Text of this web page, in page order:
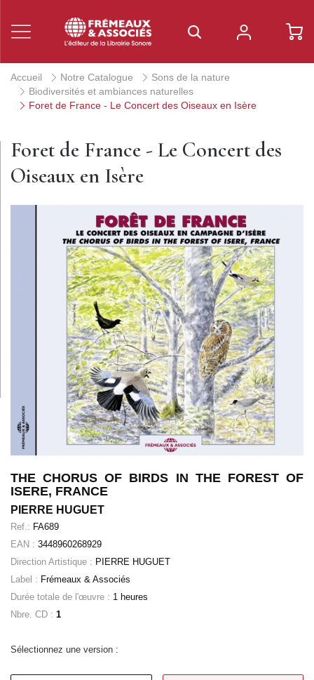
Accueil Notre Catalogue
Sons de la nature
Biodiversités et ambiances naturelles
Foret de France - Le Concert des Oiseaux en Isère
Foret de France - Le Concert des
Oiseaux en Isère
THE CHORUS OF BIRDS IN THE FOREST OF
ISERE, FRANCE
PIERRE HUGUET
Ref.: FA689
EAN : 3448960268929
Direction Artistique : PIERRE HUGUET
Label : Frémeaux & Associés
Durée totale de l'œuvre : 1 heures
Nbre. CD : 1
Sélectionnez une version :